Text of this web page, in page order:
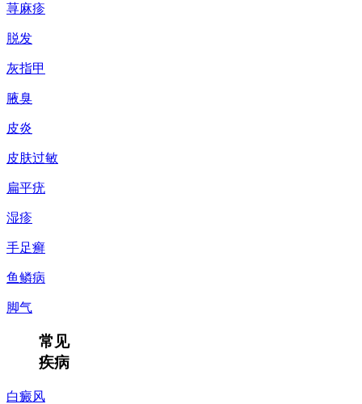
荨麻疹
脱发
灰指甲
腋臭
皮炎
皮肤过敏
扁平疣
湿疹
手足癣
鱼鳞病
脚气
常见
疾病
白癜风